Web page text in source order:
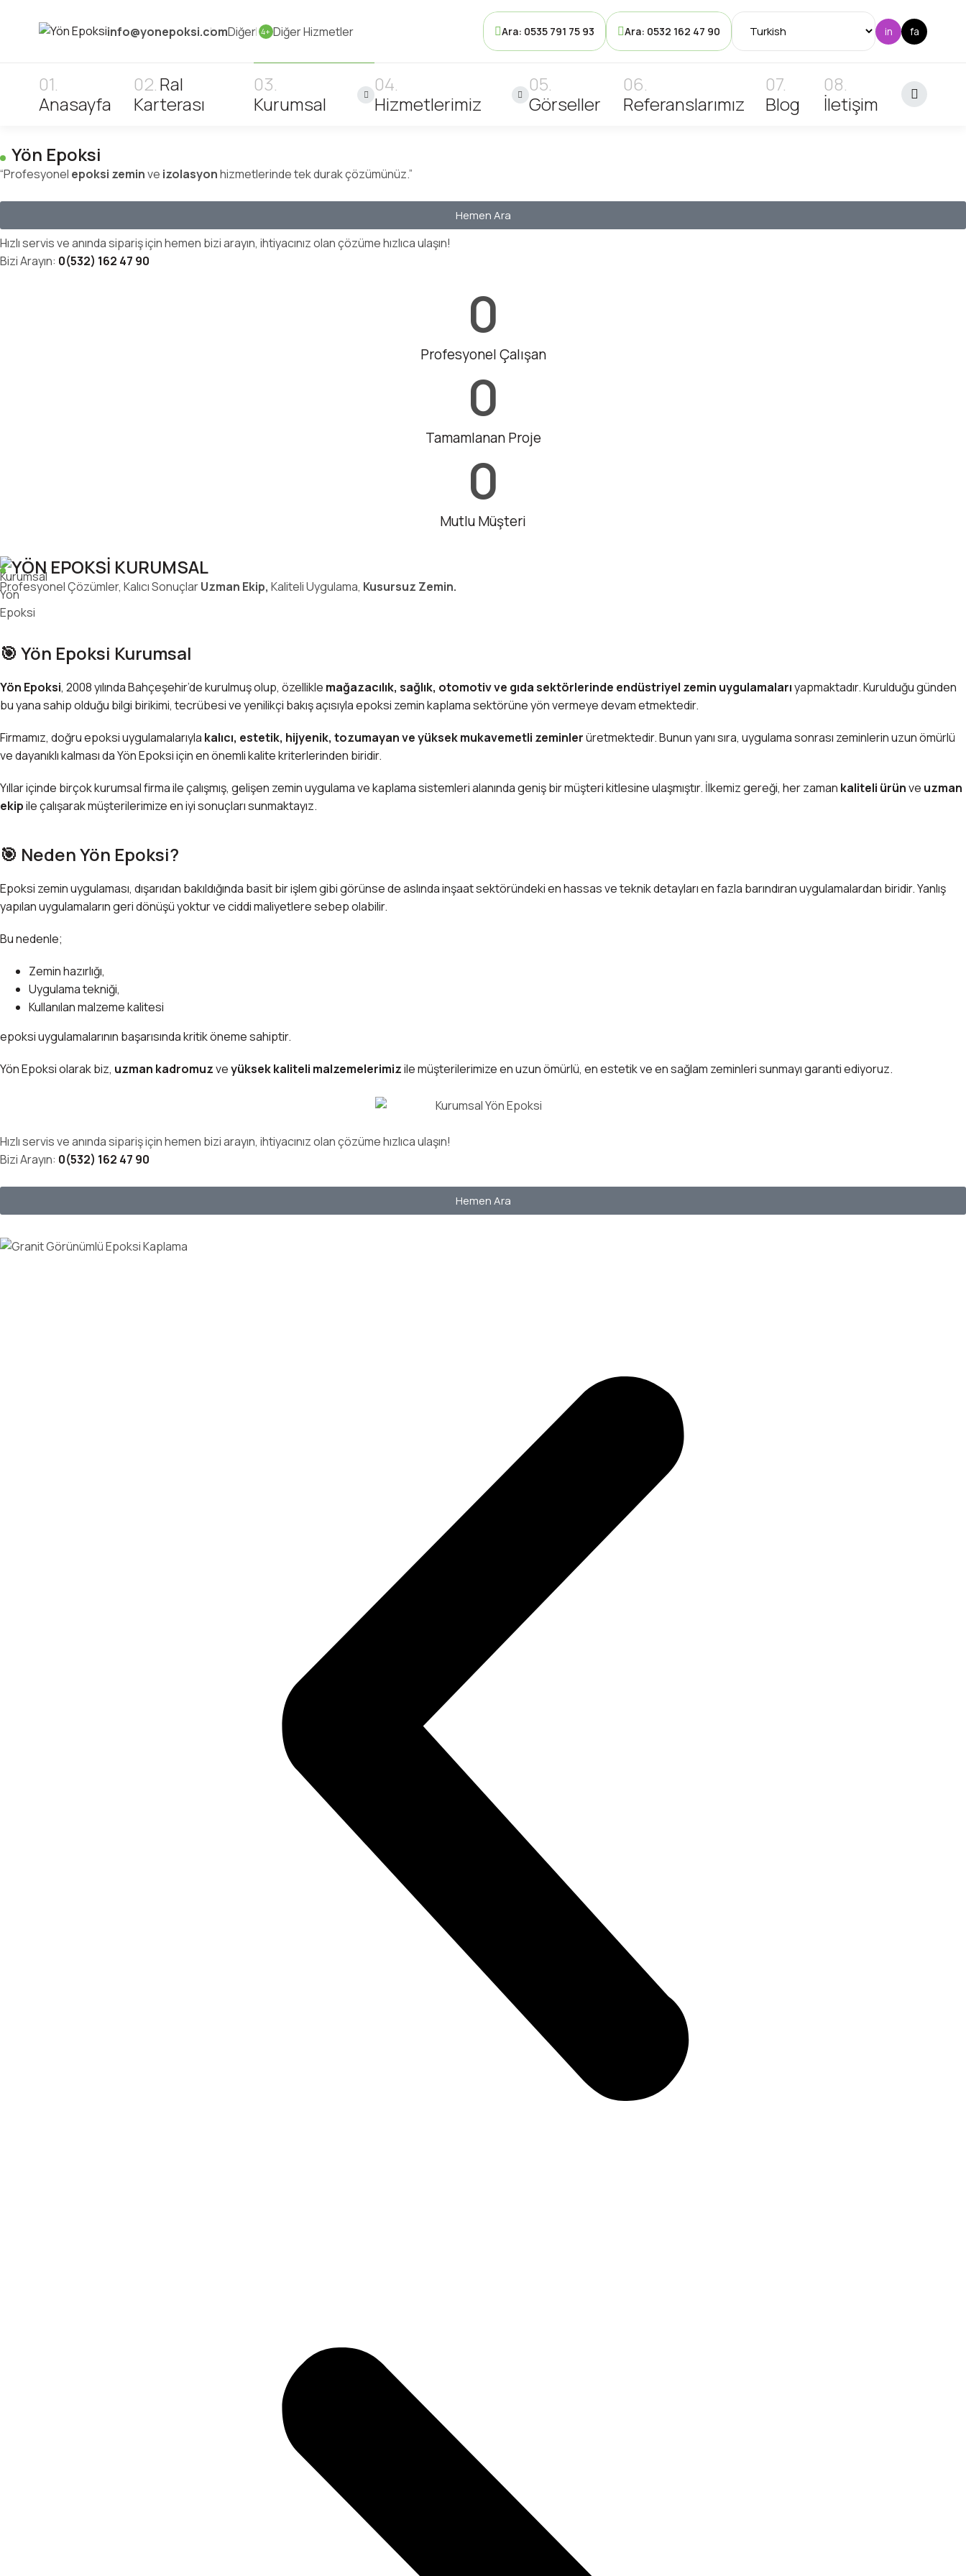
info@yonepoksi.comDiğer 4+ Diğer Hizmetler Ara: 0535 791 75 93 Ara: 0532 162 47 90
Anasayfa
Ral
Karterası
Kurumsal Hizmetlerimiz Görseller Referanslarımız Blog İletişim
Yön Epoksi
“Profesyonel epoksi zeminve izolasyonhizmetlerinde tek durak çözümünüz.”
Hemen Ara
Hızlı servis ve anında sipariş için hemen bizi arayın, ihtiyacınız olan çözüme hızlıca ulaşın!
Bizi Arayın: 0(532) 162 47 90
Profesyonel Çalışan
0
Tamamlanan Proje
0
Mutlu Müşteri
0
YÖN EPOKSİ KURUMSAL
Profesyonel Çözümler, Kalıcı SonuçlarUzman Ekip, Kaliteli Uygulama, Kusursuz Zemin.
🎯 Yön Epoksi Kurumsal
Yön Epoksi, 2008 yılında Bahçeşehir’de kurulmuş olup, özellikle mağazacılık, sağlık, otomotiv ve gıda sektörlerinde endüstriyel zemin uygulamalarıyapmaktadır. Kurulduğu günden
bu yana sahip olduğu bilgi birikimi, tecrübesi ve yenilikçi bakış açısıyla epoksi zemin kaplama sektörüne yön vermeye devam etmektedir.
Firmamız, doğru epoksi uygulamalarıyla kalıcı, estetik, hijyenik, tozumayan ve yüksek mukavemetli zeminlerüretmektedir. Bunun yanı sıra, uygulama sonrası zeminlerin uzun ömürlü
ve dayanıklı kalması da Yön Epoksi için en önemli kalite kriterlerinden biridir.
Yıllar içinde birçok kurumsal firma ile çalışmış, gelişen zemin uygulama ve kaplama sistemleri alanında geniş bir müşteri kitlesine ulaşmıştır. İlkemiz gereği, her zaman kaliteli ürünve uzman
ekipile çalışarak müşterilerimize en iyi sonuçları sunmaktayız.
🎯 Neden Yön Epoksi?
Epoksi zemin uygulaması, dışarıdan bakıldığında basit bir işlem gibi görünse de aslında inşaat sektöründeki en hassas ve teknik detayları en fazla barındıran uygulamalardan biridir. Yanlış
yapılan uygulamaların geri dönüşü yoktur ve ciddi maliyetlere sebep olabilir.
Bu nedenle;
Zemin hazırlığı,
Uygulama tekniği,
Kullanılan malzeme kalitesi
epoksi uygulamalarının başarısında kritik öneme sahiptir.
Yön Epoksi olarak biz, uzman kadromuzveyüksek kaliteli malzemelerimizile müşterilerimize en uzun ömürlü, en estetik ve en sağlam zeminleri sunmayı garanti ediyoruz.
Hızlı servis ve anında sipariş için hemen bizi arayın, ihtiyacınız olan çözüme hızlıca ulaşın!
Bizi Arayın: 0(532) 162 47 90
Hemen Ara